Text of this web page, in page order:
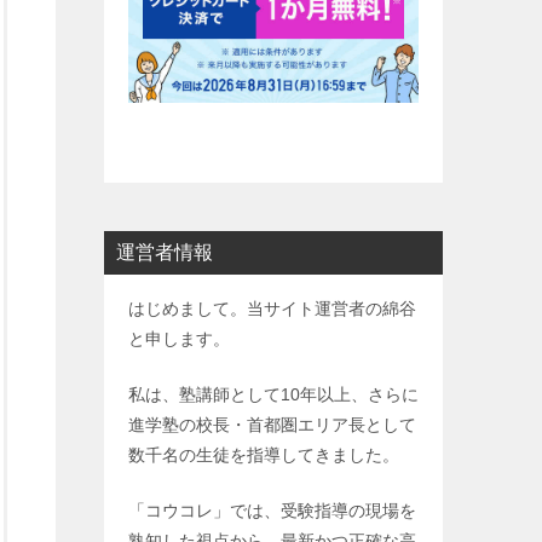
運営者情報
はじめまして。当サイト運営者の綿谷
と申します。
私は、塾講師として10年以上、さらに
進学塾の校長・首都圏エリア長として
数千名の生徒を指導してきました。
「コウコレ」では、受験指導の現場を